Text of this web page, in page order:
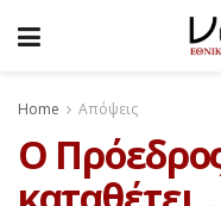
Home Απόψεις
O